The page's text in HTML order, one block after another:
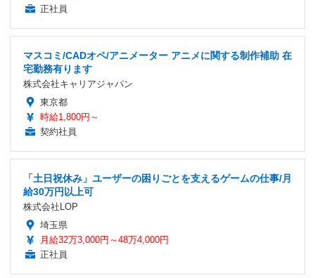
正社員
マスコミ/CADオペ/アニメーター アニメに関する制作補助 在
宅勤務有ります
株式会社キャリアジャパン
東京都
時給1,800円～
契約社員
「土日祝休み」ユーザーの困りごとを支えるゲームの仕事/月
給30万円以上可
株式会社LOP
埼玉県
月給32万3,000円～48万4,000円
正社員